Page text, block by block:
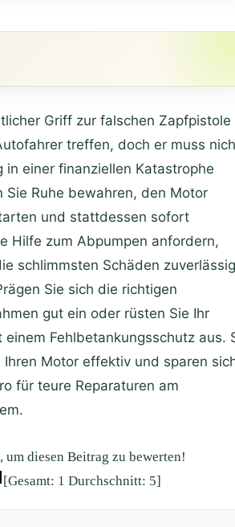
Griff zur falschen Zapfpistole
treffen, doch er muss
in einer finanziellen Katastrophe
Sie Ruhe bewahren, den Motor
und stattdessen sofort
Hilfe zum Abpumpen anfordern,
schlimmsten Schäden zuverlässig
Sie sich die richtigen
gut ein oder rüsten Sie Ihr
einem Fehlbetankungsschutz aus.
Ihren Motor effektiv und sparen
für teure Reparaturen am
um diesen Beitrag zu bewerten!
[Gesamt: 1 Durchschnitt: 5]